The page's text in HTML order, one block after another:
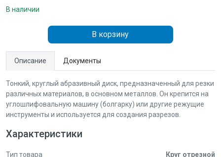
В наличии
В корзину
Описание Документы
Тонкий, круглый абразивный диск, предназначенный для резки
различных материалов, в основном металлов. Он крепится на
углошлифовальную машину (болгарку) или другие режущие
инструменты и используется для создания разрезов.
Характеристики
Тип товара Круг отрезной